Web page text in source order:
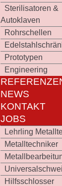
Sterilisatoren &
Autoklaven
Rohrschellen
Prototypen
Engineering
NEWS
KONTAKT
JOBS
Lehrling
Metalltechniker
Hilfsschlosser